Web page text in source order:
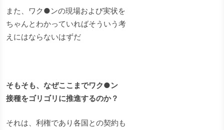
また、ワク●ンの現場および実状を
ちゃんとわかっていればそういう考
えにはならないはずだ
そもそも、なぜここまでワク●ン
接種をゴリゴリに推進するのか？
それは、利権であり各国との契約も